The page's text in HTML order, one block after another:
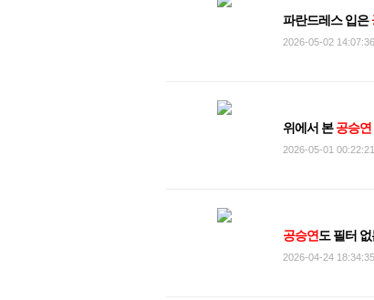
파란드레스 입은
2026-05-02 14:07:36
위에서 본공승연
2026-05-01 00:22:21
공승연 도 필터
2026-04-24 18:34:35